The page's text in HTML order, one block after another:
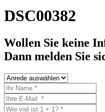
DSC00382
Wollen Sie keine
Dann melden Sie